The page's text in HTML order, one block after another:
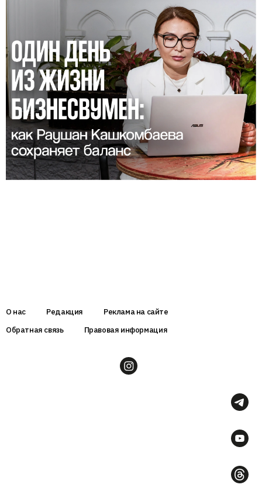
О нас Редакция
Реклама на сайте
Обратная связь
Правовая информация